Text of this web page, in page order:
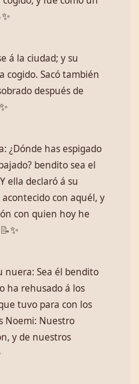
✨
á la ciudad; y su
cogido. Sacó también
después de
✨
¿Dónde has espigado
bendito sea el
ella declaró á su
con aquél, y
con quien hoy he
📝✨
nuera: Sea él bendito
ha rehusado á los
tuvo para con los
Noemi: Nuestro
y de nuestros